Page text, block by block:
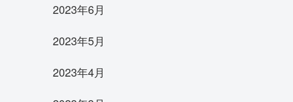
2023年6月
2023年5月
2023年4月